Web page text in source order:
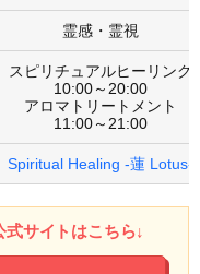
霊感・霊視
スピリチュアルヒーリング
10:00～20:00
アロマトリートメント
11:00～21:00
Spiritual Healing -蓮 Lotus-
サイトはこちら↓